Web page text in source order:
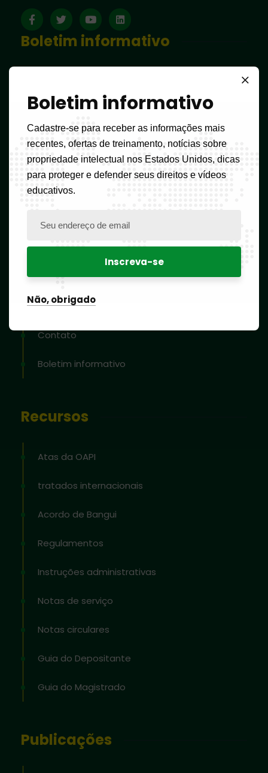
Boletim informativo
Links úteis
Bem-vindo
Perguntas frequentes
Tabela de impostos
Ferramentas para ajudar a classificar
produtos e serviços
Blog
Contato
Boletim informativo
Recursos
Atas da OAPI
tratados internacionais
Acordo de Bangui
Regulamentos
Instruções administrativas
Notas de serviço
Notas circulares
Guia do Depositante
Guia do Magistrado
Publicações
Boletim informativo
Cadastre-se para receber as informações mais
recentes, ofertas de treinamento, notícias sobre
propriedade intelectual nos Estados Unidos, dicas
para proteger e defender seus direitos e vídeos
educativos.
Não, obrigado